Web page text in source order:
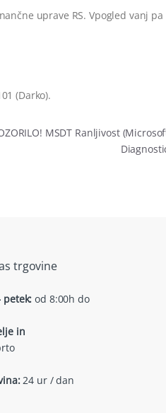
uprave RS. Vpogled vanj pa
(Darko).
MSDT Ranljivost
trgovine
petek: od 8:00h do
in
24 ur / dan